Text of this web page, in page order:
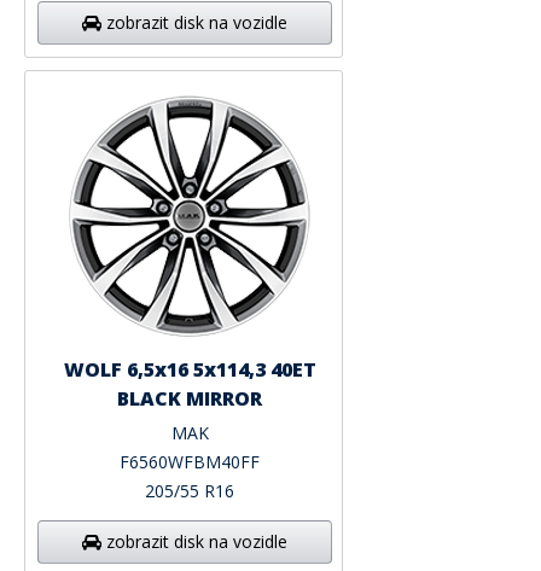
zobrazit disk na vozidle
WOLF 6,5x16 5x114,3 40ET
BLACK MIRROR
MAK
F6560WFBM40FF
205/55 R16
zobrazit disk na vozidle